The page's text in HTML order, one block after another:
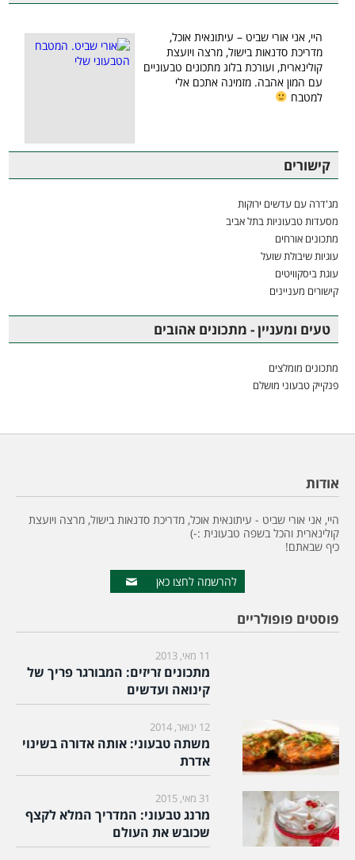
היי, אני אורי שביט – עיתונאית אוכל,
מדריכת סדנאות בישול, מרצה ויועצת
קולינארית, ועורכת בלוג מתכונים טבעוניים
עם המון אהבה. מזמינה אתכם אלי
למטבח
קישורים
מג'דרה עם עדשים ירוקות
מסעדות טבעוניות בתל אביב
מתכונים אורחים
עוגיות שיבולת שועל
עוגת ביסקוויטים
קישורים מעניינים
טעים ומעניין - מתכונים אהובים
מתכונים מומלצים
פנקייק טבעוני מושלם
אודות
היי, אני אורי שביט - עיתונאית אוכל, מדריכת סדנאות בישול, מרצה ויועצת
קולינארית והכל בשפה טבעונית :-)
כיף שבאתם!
להרשמה לחצו כאן
פוסטים פופולריים
11 מאי, 2013
מתכונים זריזים: המבורגר פריך של
קינואה ועדשים
12 ינואר, 2014
משתה טבעוני: אותה אדורה בשינוי
אדרת
31 מאי, 2015
מרנג טבעוני: המדריך המלא לקצף
שכובש את העולם